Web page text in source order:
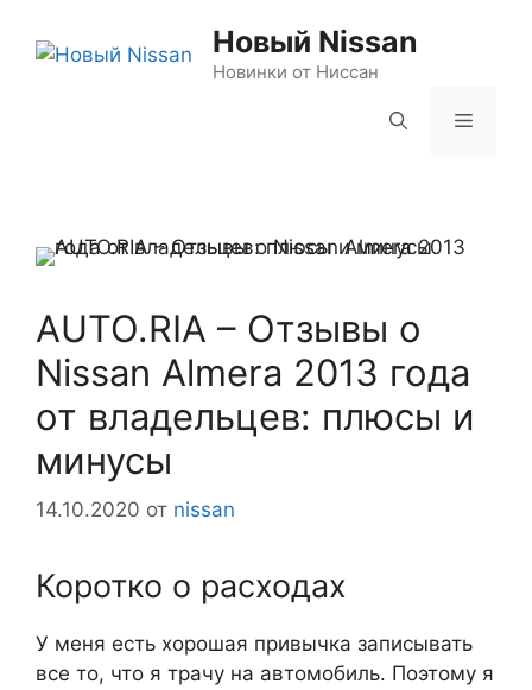
Новый Nissan
Новинки от Ниссан
Меню
AUTO.RIA – Отзывы о
Nissan Almera 2013 года
от владельцев: плюсы и
минусы
14.10.2020 от nissan
Коротко о расходах
У меня есть хорошая привычка записывать
все то, что я трачу на автомобиль. Поэтому я